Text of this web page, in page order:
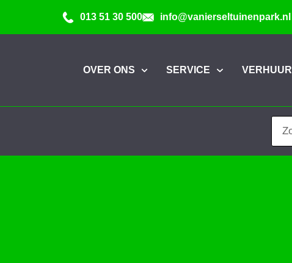
013 51 30 500 info@vanierseltuinenpark.nl
OVER ONS SERVICE VERHUUR